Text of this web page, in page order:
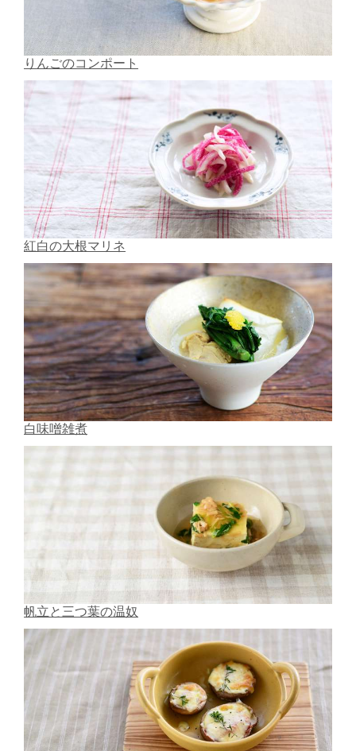
りんごのコンポート
紅白の大根マリネ
白味噌雑煮
帆立と三つ葉の温奴